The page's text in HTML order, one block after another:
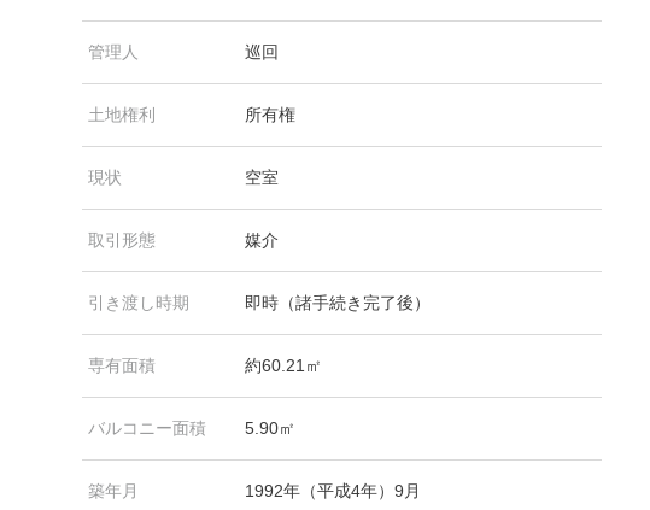
管理人 巡回
土地権利 所有権
現状 空室
取引形態 媒介
引き渡し時期 即時（諸手続き完了後）
専有面積 約60.21㎡
バルコニー面積 5.90㎡
築年月 1992年（平成4年）9月